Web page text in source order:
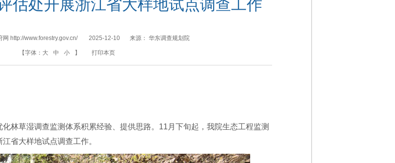
估处开展浙江省大样地试点调查工作
网 http://www.forestry.gov.cn/ 2025-12-10 来源： 华东调查规划院
【字体： 大 中 小 】 打印本页
林草湿调查监测体系积累经验、提供思路。11月下旬起，我院生态工程监测
省大样地试点调查工作。